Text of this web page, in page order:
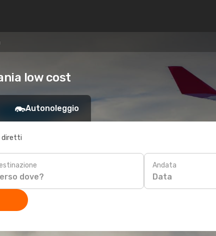
low cost
Autonoleggio
diretti
Andata
Data